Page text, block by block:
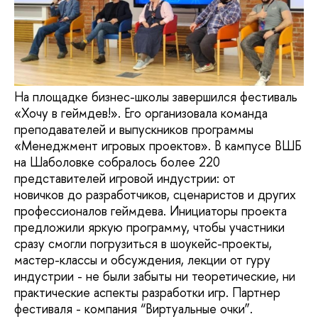
На площадке бизнес-школы завершился фестиваль
«Хочу в геймдев!». Его организовала команда
преподавателей и выпускников программы
«Менеджмент игровых проектов». В кампусе ВШБ
на Шаболовке собралось более 220
представителей игровой индустрии: от
новичков до разработчиков, сценаристов и других
профессионалов геймдева. Инициаторы проекта
предложили яркую программу, чтобы участники
сразу смогли погрузиться в шоукейс-проекты,
мастер-классы и обсуждения, лекции от гуру
индустрии - не были забыты ни теоретические, ни
практические аспекты разработки игр. Партнер
фестиваля - компания “Виртуальные очки”.